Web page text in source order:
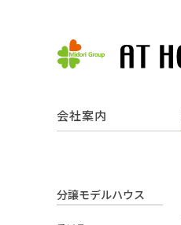
会社案内
分譲モデルハウス